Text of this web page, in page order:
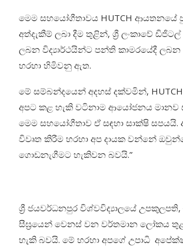
මෙම සහයෝගීතාවය HUTCH ආයතනයේ
අත්දැකීම් ලබා දීම තුළින්, ශ්‍රී ලංකාවේ
ලබන විද්‍යාර්ථයින්ට පන්ති කාමරයේදී ලබන
හරහා හිමිවනු ඇත.
මේ සම්බන්දයෙන් අදහස් දක්වමින්, HUTCH
අපට කළ හැකි වටිනාම ආයෝජනය
මෙම සහයෝගීතාව ඒ සඳහා සාක්ෂි
විවෘත කිරීම හරහා අප දායක වන්නේ
ගොඩනැගීමට හැකිවන බවයි.”
ශ්‍රී ජයවර්ධනපුර විශ්වවිද්‍යාලයේ
සීඝ්‍රයෙන් වෙනස් වන වර්තමාන ලෝකය
හැකි බවයි. මේ හරහා අපගේ උපාධි